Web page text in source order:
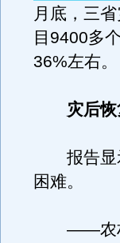
月底，三
目9400多
36%左右。
灾后
报告显示
困难。
——农村